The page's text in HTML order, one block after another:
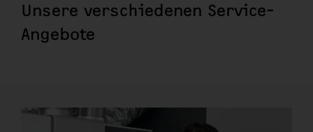
Unsere verschiedenen Service-
Angebote